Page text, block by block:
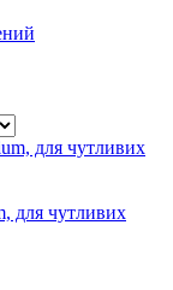
для чутливих